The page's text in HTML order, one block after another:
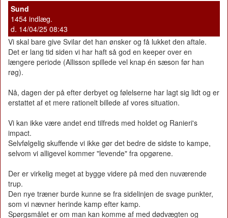
Sund
1454 indlæg.
d. 14/04/25 08:43
Vi skal bare give Svilar det han ønsker og få lukket den aftale.
Det er lang tid siden vi har haft så god en keeper over en
længere periode (Allisson spillede vel knap én sæson før han
røg).
Nå, dagen der på efter derbyet og følelserne har lagt sig lidt og er
erstattet af et mere rationelt billede af vores situation.
Vi kan ikke være andet end tilfreds med holdet og Ranieri's
impact.
Selvfølgelig skuffende vi ikke gør det bedre de sidste to kampe,
selvom vi alligevel kommer "levende" fra opgørene.
Der er virkelig meget at bygge videre på med den nuværende
trup.
Den nye træner burde kunne se fra sidelinjen de svage punkter,
som vi nævner herinde kamp efter kamp.
Spørgsmålet er om man kan komme af med dødvægten og